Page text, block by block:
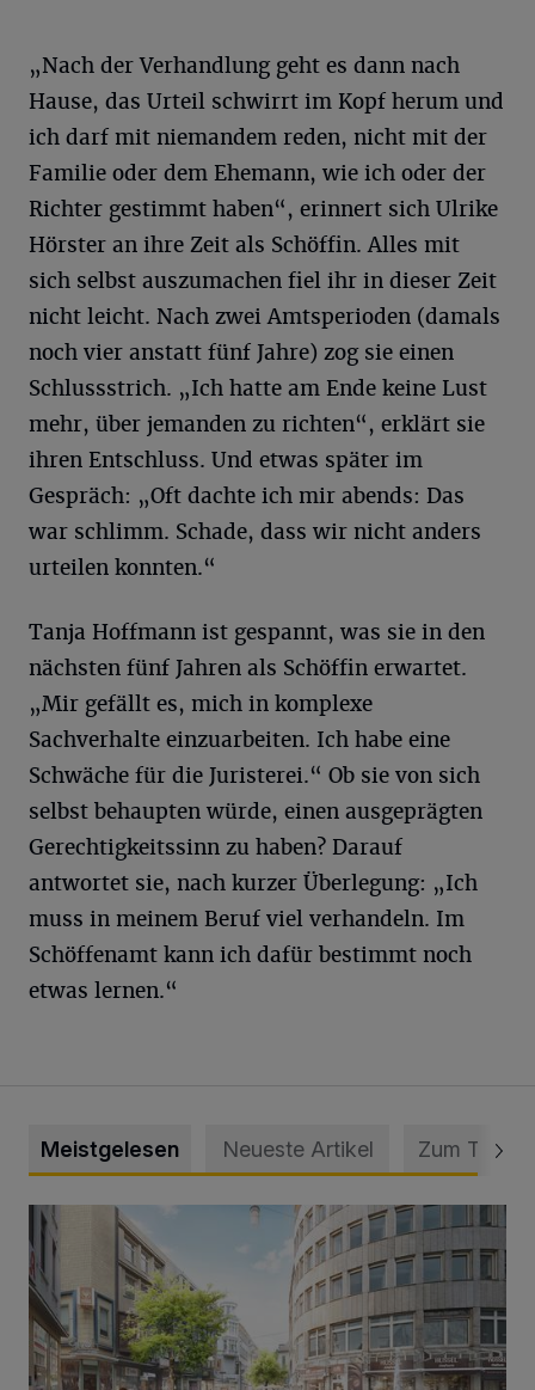
„Nach der Verhandlung geht es dann nach
Hause, das Urteil schwirrt im Kopf herum und
ich darf mit niemandem reden, nicht mit der
Familie oder dem Ehemann, wie ich oder der
Richter gestimmt haben“, erinnert sich Ulrike
Hörster an ihre Zeit als Schöffin. Alles mit
sich selbst auszumachen fiel ihr in dieser Zeit
nicht leicht. Nach zwei Amtsperioden (damals
noch vier anstatt fünf Jahre) zog sie einen
Schlussstrich. „Ich hatte am Ende keine Lust
mehr, über jemanden zu richten“, erklärt sie
ihren Entschluss. Und etwas später im
Gespräch: „Oft dachte ich mir abends: Das
war schlimm. Schade, dass wir nicht anders
urteilen konnten.“
Tanja Hoffmann ist gespannt, was sie in den
nächsten fünf Jahren als Schöffin erwartet.
„Mir gefällt es, mich in komplexe
Sachverhalte einzuarbeiten. Ich habe eine
Schwäche für die Juristerei.“ Ob sie von sich
selbst behaupten würde, einen ausgeprägten
Gerechtigkeitssinn zu haben? Darauf
antwortet sie, nach kurzer Überlegung: „Ich
muss in meinem Beruf viel verhandeln. Im
Schöffenamt kann ich dafür bestimmt noch
etwas lernen.“
Meistgelesen Neueste Artikel Zum Thema
Ein neuer Brunnen für die Alte Freiheit